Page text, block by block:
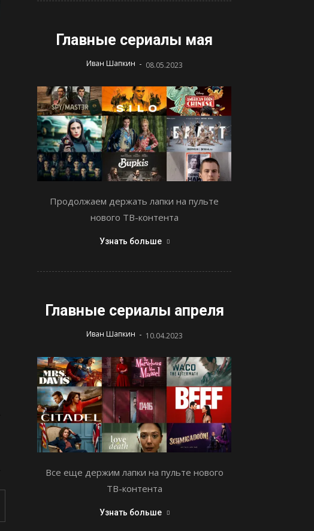
Главные сериалы мая
Иван Шапкин - 08.05.2023
Продолжаем держать лапки на пульте
нового ТВ-контента
Узнать больше
Главные сериалы апреля
Иван Шапкин - 10.04.2023
Все еще держим лапки на пульте нового
ТВ-контента
Узнать больше